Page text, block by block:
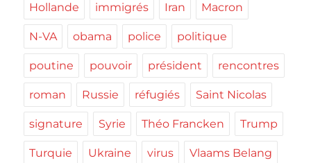
Hollande immigrés Iran Macron
N-VA obama police politique
poutine pouvoir président rencontres
roman Russie réfugiés Saint Nicolas
signature Syrie Théo Francken Trump
Turquie Ukraine virus Vlaams Belang